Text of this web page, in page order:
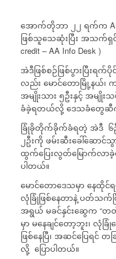
အောက်တိုဘာ ၂၂ ရက်က
ဖြစ်သူသေဆုံးပြီး အသက်ရှ
credit – AA Info Desk )
အဲဒီဖြစ်စဉ်ဖြစ်ပွားပြီးရ
လည်း မောင်တောမြို့နယ်၊ ကင်
အမျိုးသား ၅ဦးနှင့် အမျို
ခံခဲ့ရတယ်လို့ ဒေသခံတွေဆီ
ခြုံခိုတိုက်ခိုက်ခံရတဲ့ အဲဒီ ၆ဦ
၂ဦးကို ဖမ်းဆီးခေါ်ဆောင်သွ
ထွက်ပြေးလွတ်မြောက်လာ
ပါတယ်။
မောင်တောဒေသမှာ နေထို
လုံခြုံဖြစ်နေတာနဲ့ ပတ်သက်
အရွယ် မခင်နှင်းဆွေက “တတ်
မှာ မနေချင်တော့ဘူး၊ လုံ
ဖြစ်နေပြီ၊ အဆင်ပြေရင် တ
လို့ ပြောပါတယ်။